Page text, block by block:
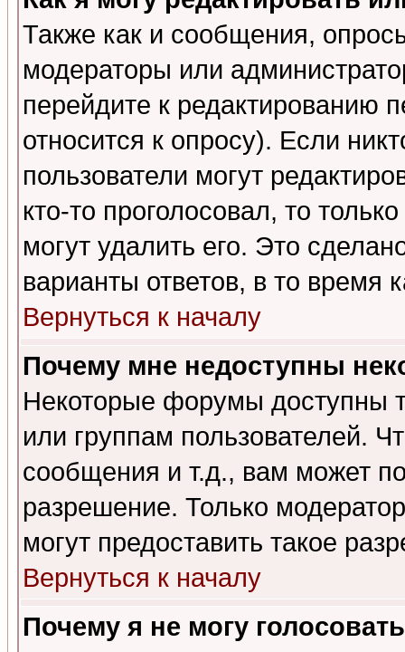
Также как и сообщения,
модераторы или
перейдите к редактированию
относится к опросу). Если
пользователи могут
кто-то проголосовал, то
могут удалить его. Это
варианты ответов, в то время
Вернуться к началу
Почему мне недоступны
Некоторые форумы доступны
или группам пользователей.
сообщения и т.д., вам может
разрешение. Только
могут предоставить такое
Вернуться к началу
Почему я не могу